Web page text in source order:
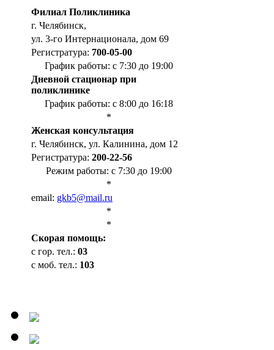
Филиал Поликлиника
г. Челябинск,
ул. 3-го Интернационала, дом 69
Регистратура: 700-05-00
График работы: с 7:30 до 19:00
Дневной стационар при
поликлинике
График работы: с 8:00 до 16:18
*
Женская консультация
г. Челябинск, ул. Калинина, дом 12
Регистратура: 200-22-56
Режим работы: с 7:30 до 19:00
*
email: gkb5@mail.ru
*
*
Cкорая помощь:
с гор. тел.: 03
с моб. тел.: 103